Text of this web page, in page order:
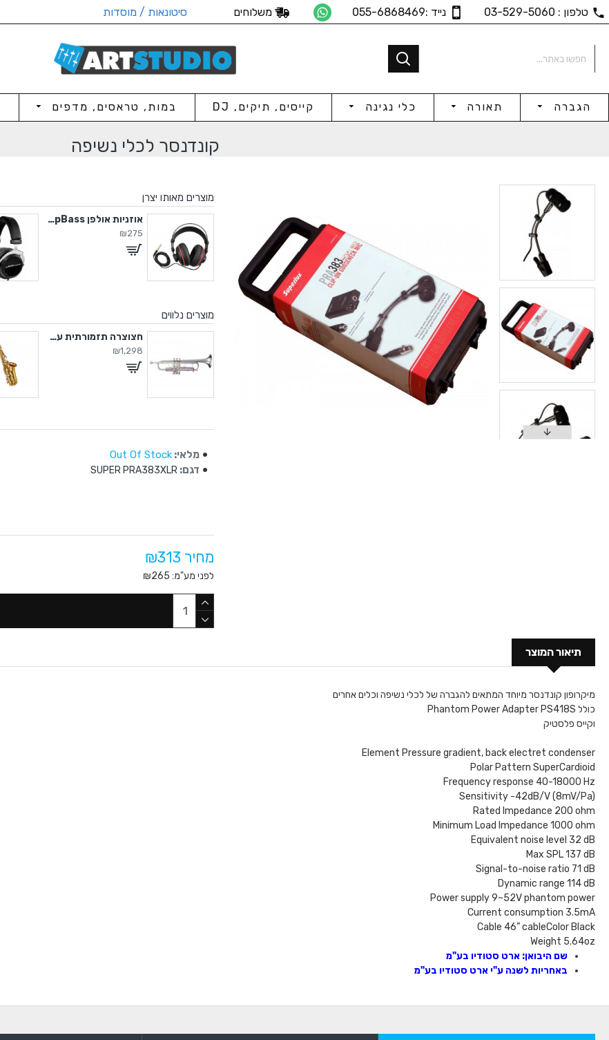
טלפון : 03-529-5060 נייד :055-6868469 משלוחים סיטונאות / מוסדות
הגברה תאורה כלי נגינה קייסים, תיקים, DJ במות, טראסים, מדפים
קונדנסר לכלי נשיפה
מוצרים מאותו יצרן
אוזניות In-ear
₪150
אוזניות אולפן DeepBass
₪275
מוצרים נלווים
סקסופון אלט עם קייס קשיח
₪2,242
חצוצרה תזמורתית עם קייס
₪1,298
מלאי: Out Of Stock
דגם: SUPER PRA383XLR
מחיר ₪313
לפני מע"מ: ₪265
תיאור המוצר
מיקרופון קונדנסר מיוחד המתאים להגברה של לכלי נשיפה וכלים אחרים
כולל Phantom Power Adapter PS418S
וקייס פלסטיק
Element Pressure gradient, back electret condenser
Polar Pattern SuperCardioid
Frequency response 40-18000 Hz
Sensitivity -42dB/V (8mV/Pa)
Rated Impedance 200 ohm
Minimum Load Impedance 1000 ohm
Equivalent noise level 32 dB
Max SPL 137 dB
Signal-to-noise ratio 71 dB
Dynamic range 114 dB
Power supply 9~52V phantom power
Current consumption 3.5mA
Cable 46” cableColor Black
Weight 5.64oz
שם היבואן: ארט סטודיו בע"מ
באחריות לשנה ע"י ארט סטודיו בע"מ